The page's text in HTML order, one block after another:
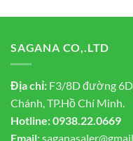
SAGANA CO,.LTD
Địa chỉ: F3/8D đường
Chánh, TP.Hồ Chí Minh.
Hotline:0938.22.0669
Email: